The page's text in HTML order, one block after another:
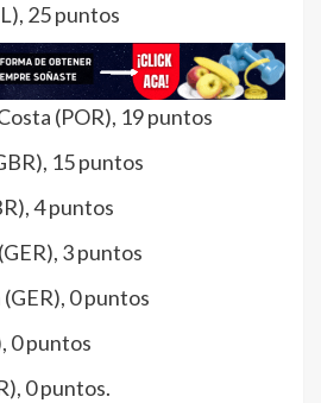
25 puntos
(POR), 19 puntos
15 puntos
4 puntos
3 puntos
0 puntos
0 puntos
0 puntos.